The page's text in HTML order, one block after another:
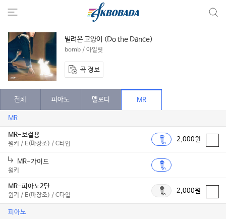
빌려온 고양이 (Do the Dance)
bomb / 아일릿
곡 정보
전체 피아노 멜로디 MR
MR
MR-보컬용
원키 / E(마장조) / C타입
2,000원
MR-가이드
원키
MR-피아노2단
원키 / E(마장조) / C타입
2,000원
피아노